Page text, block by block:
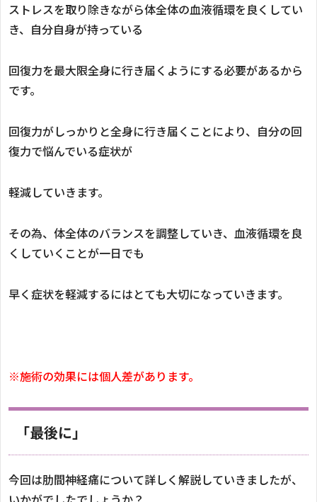
ストレスを取り除きながら体全体の血液循環を良くしてい
き、自分自身が持っている
回復力を最大限全身に行き届くようにする必要があるから
です。
回復力がしっかりと全身に行き届くことにより、自分の回
復力で悩んでいる症状が
軽減していきます。
その為、体全体のバランスを調整していき、血液循環を良
くしていくことが一日でも
早く症状を軽減するにはとても大切になっていきます。
※施術の効果には個人差があります。
「最後に」
今回は肋間神経痛について詳しく解説していきましたが、